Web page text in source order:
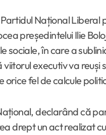
Național Liberal
președintelui Ilie
în care a
executiv va reuși
fel de calcule
declarând că
drept un act realizat